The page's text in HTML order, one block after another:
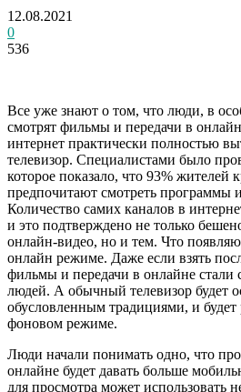
12.08.2021
0
536
Все уже знают о том, что люди, в
смотрят фильмы и передачи в
интернет практически полностью
телевизор. Специалистами было
которое показало, что 93% жителей
предпочитают смотреть программы
Количество самих каналов в
и это подтверждено не только
онлайн-видео, но и тем. Что
онлайн режиме. Даже если взять
фильмы и передачи в онлайне стали
людей. А обычный телевизор будет
обусловленным традициями, и будет
фоновом режиме.
Люди начали понимать одно, что
онлайне будет давать больше
для просмотра может использовать